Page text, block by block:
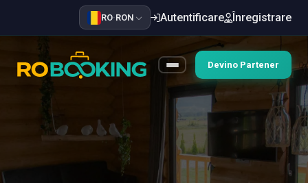
RO·RON Autentificare Înregistrare
Devino Partener